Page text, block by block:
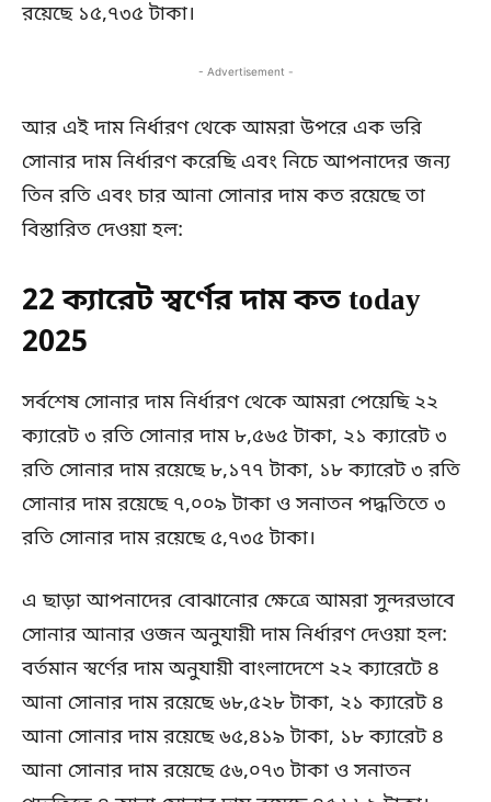
রয়েছে ১৫,৭৩৫ টাকা।
- Advertisement -
আর এই দাম নির্ধারণ থেকে আমরা উপরে এক ভরি
সোনার দাম নির্ধারণ করেছি এবং নিচে আপনাদের জন্য
তিন রতি এবং চার আনা সোনার দাম কত রয়েছে তা
বিস্তারিত দেওয়া হল:
22 ক্যারেট স্বর্ণের দাম কত today
2025
সর্বশেষ সোনার দাম নির্ধারণ থেকে আমরা পেয়েছি ২২
ক্যারেট ৩ রতি সোনার দাম ৮,৫৬৫ টাকা, ২১ ক্যারেট ৩
রতি সোনার দাম রয়েছে ৮,১৭৭ টাকা, ১৮ ক্যারেট ৩ রতি
সোনার দাম রয়েছে ৭,০০৯ টাকা ও সনাতন পদ্ধতিতে ৩
রতি সোনার দাম রয়েছে ৫,৭৩৫ টাকা।
এ ছাড়া আপনাদের বোঝানোর ক্ষেত্রে আমরা সুন্দরভাবে
সোনার আনার ওজন অনুযায়ী দাম নির্ধারণ দেওয়া হল:
বর্তমান স্বর্ণের দাম অনুযায়ী বাংলাদেশে ২২ ক্যারেটে ৪
আনা সোনার দাম রয়েছে ৬৮,৫২৮ টাকা, ২১ ক্যারেট ৪
আনা সোনার দাম রয়েছে ৬৫,৪১৯ টাকা, ১৮ ক্যারেট ৪
আনা সোনার দাম রয়েছে ৫৬,০৭৩ টাকা ও সনাতন